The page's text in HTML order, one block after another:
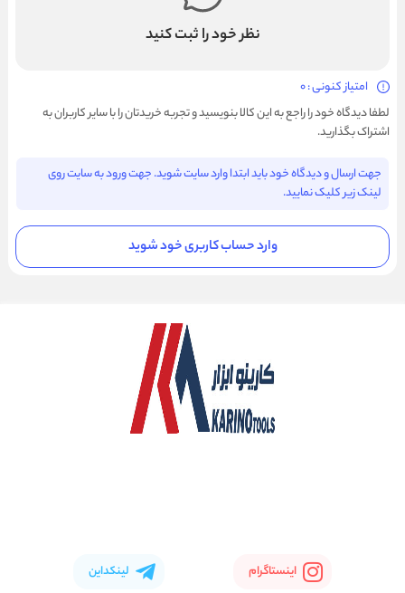
نظر خود را ثبت کنید
امتیاز کنونی : 0
لطفا دیدگاه خود را راجع به این کالا بنویسید و تجربه خریدتان را با سایر کاربران به
اشتراک بگذارید.
جهت ارسال و دیدگاه خود باید ابتدا وارد سایت شوید. جهت ورود به سایت روی
لینک زیر کلیک نمایید.
وارد حساب کاربری خود شوید
اینستاگرام لینکداین